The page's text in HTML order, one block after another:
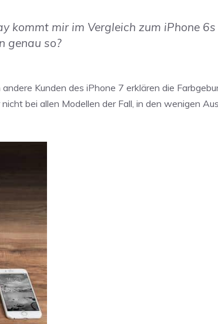
kommt mir im Vergleich zum iPhone
genau so?
Kunden des iPhone 7 erklären die
bei allen Modellen der Fall, in den wenigen